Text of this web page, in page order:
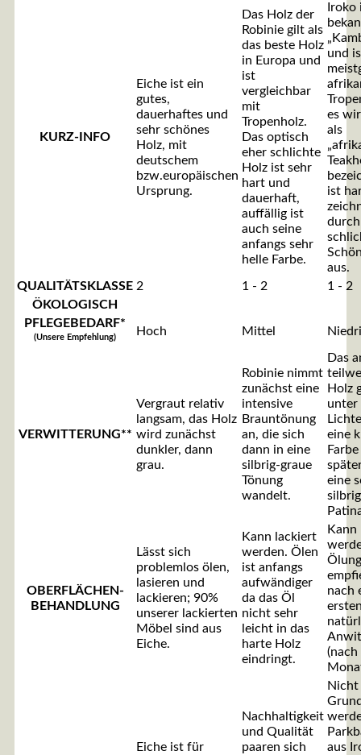
KURZ-INFO
Eiche ist ein
gutes,
dauerhaftes und
sehr schönes
Holz, mit
deutschem
bzw.europäischen
Ursprung.
Das Holz der
Robinie gilt als
das beste Holz
in Europa und
ist
vergleichbar
mit
Tropenholz.
Das optisch
eher schlichte
Holz ist sehr
hart und
dauerhaft,
auffällig ist
auch seine
anfangs sehr
helle Farbe.
Iroko
und
es
als
ist
aus.
QUALITÄTSKLASSE 2 1 - 2
1 - 2
ÖKOLOGISCH
PFLEGEBEDARF*
(Unsere Empfehlung) Hoch Mittel
VERWITTERUNG**
Vergraut relativ
langsam, das Holz
wird zunächst
dunkler, dann
grau.
Robinie nimmt
zunächst eine
intensive
Brauntönung
an, die sich
dann in eine
silbrig-graue
Tönung
wandelt.
Das
Holz
unter
eine
eine
OBERFLÄCHEN-
BEHANDLUNG
Lässt sich
problemlos ölen,
lasieren und
lackieren; 90%
unserer lackierten
Möbel sind aus
Eiche.
Kann lackiert
werden. Ölen
ist anfangs
aufwändiger
da das Öl
nicht sehr
leicht in das
harte Holz
eindringt.
Ölung
nach
(nach
Eiche ist für
Nachhaltigkeit
und Qualität
paaren sich
Nicht
aus